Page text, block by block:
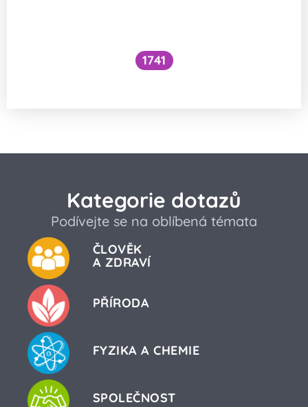
1741
Kategorie dotazů
Podívejte se na oblíbená témata
ČLOVĚK
A ZDRAVÍ
PŘÍRODA
FYZIKA A CHEMIE
SPOLEČNOST